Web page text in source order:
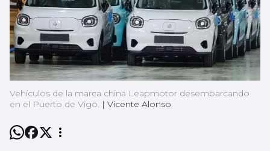
Vehículos de la marca china Leapmotor desembarcando
en el Puerto de Vigo. | Vicente Alonso